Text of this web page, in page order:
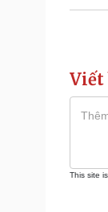
Viết
This site